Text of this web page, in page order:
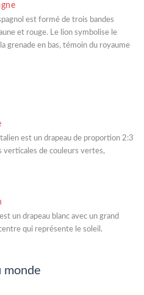
est formé de trois bandes
et rouge. Le lion symbolise le
grenade en bas, témoin du royaume
est un drapeau de proportion 2:3
verticales de couleurs vertes,
un drapeau blanc avec un grand
qui représente le soleil.
monde